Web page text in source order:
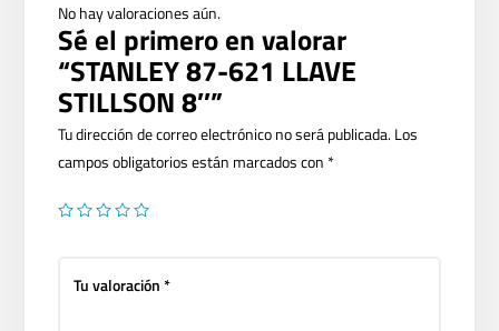
No hay valoraciones aún.
Sé el primero en valorar
“STANLEY 87-621 LLAVE
STILLSON 8″”
Tu dirección de correo electrónico no será publicada.Los
campos obligatorios están marcados con *